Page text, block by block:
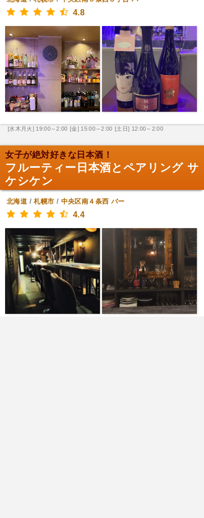
4.8
[水木月火] 19:00～2:00 [金] 15:00～2:00 [土日] 12:00～2:00
女子が絶対好きな日本酒！
フルーティー日本酒とペアリング サ
ケシケン
北海道 /札幌市 / 中央区南４条西 バー
4.4